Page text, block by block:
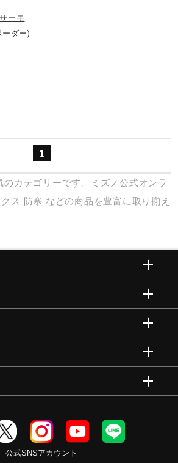
ーモ
ダー)
1
のカテゴリーです。ミズノ公式オンラ
ス 防寒 などの商品を豊富に取り揃え
公式SNSアカウント